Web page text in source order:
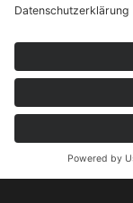
Impressum
© 2026